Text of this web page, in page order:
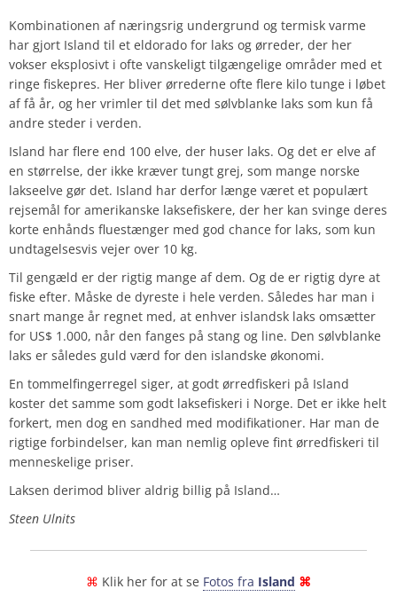
Kombinationen af næringsrig undergrund og termisk varme
har gjort Island til et eldorado for laks og ørreder, der her
vokser eksplosivt i ofte vanskeligt tilgængelige områder med et
ringe fiskepres. Her bliver ørrederne ofte flere kilo tunge i løbet
af få år, og her vrimler til det med sølvblanke laks som kun få
andre steder i verden.
Island har flere end 100 elve, der huser laks. Og det er elve af
en størrelse, der ikke kræver tungt grej, som mange norske
lakseelve gør det. Island har derfor længe været et populært
rejsemål for amerikanske laksefiskere, der her kan svinge deres
korte enhånds fluestænger med god chance for laks, som kun
undtagelsesvis vejer over 10 kg.
Til gengæld er der rigtig mange af dem. Og de er rigtig dyre at
fiske efter. Måske de dyreste i hele verden. Således har man i
snart mange år regnet med, at enhver islandsk laks omsætter
for US$ 1.000, når den fanges på stang og line. Den sølvblanke
laks er således guld værd for den islandske økonomi.
En tommelfingerregel siger, at godt ørredfiskeri på Island
koster det samme som godt laksefiskeri i Norge. Det er ikke helt
forkert, men dog en sandhed med modifikationer. Har man de
rigtige forbindelser, kan man nemlig opleve fint ørredfiskeri til
menneskelige priser.
Laksen derimod bliver aldrig billig på Island…
Steen Ulnits
⌘ Klik her for at se Fotos fra Island ⌘